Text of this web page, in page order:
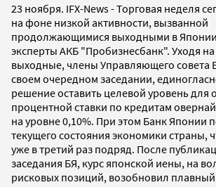
23 ноября. IFX-News - Торговая неделя
на фоне низкой активности, вызванной
продолжающимися выходными в
эксперты АКБ "Пробизнесбанк". Уходя
выходные, члены Управляющего совета
своем очередном заседании,
решение оставить целевой уровень для
процентной ставки по кредитам
на уровне 0,10%. При этом Банк Японии
текущего состояния экономики страны,
уже в третий раз подряд. После
заседания БЯ, курс японской иены, на
рисковых позиций, возобновил плавный